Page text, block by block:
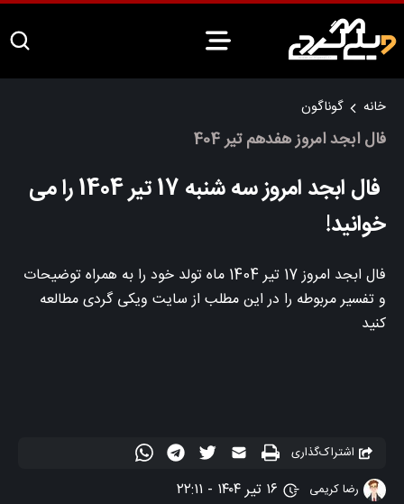
خانه گوناگون
فال ابجد امروز هفدهم تیر 404
فال ابجد امروز سه شنبه 17 تیر 1404 را می
خوانید!
فال ابجد امروز 17 تیر 1404 ماه تولد خود را به همراه توضیحات
و تفسیر مربوطه را در این مطلب از سایت ویکی گردی مطالعه
کنید
اشتراک‌گذاری
رضا کریمی
۱۶ تیر ۱۴۰۴ - ۲۲:۱۱